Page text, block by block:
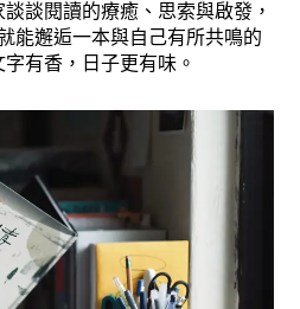
談閱讀的療癒、思索與啟發，
能邂逅一本與自己有所共鳴的
有香，日子更有味。